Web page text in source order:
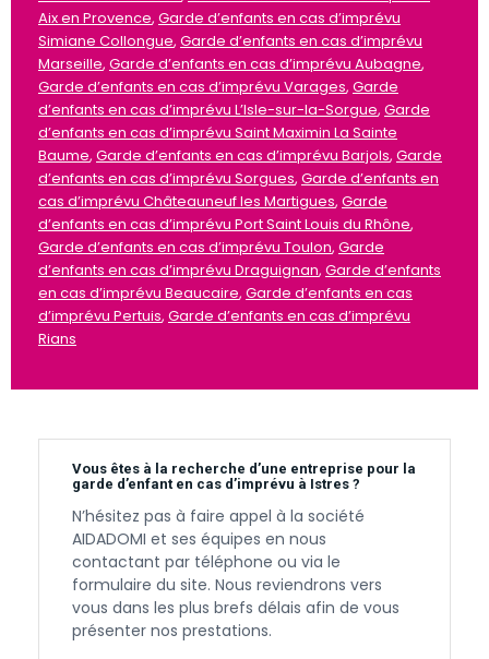
Aix en Provence, Garde d’enfants en cas d’imprévu
Simiane Collongue, Garde d’enfants en cas d’imprévu
Marseille, Garde d’enfants en cas d’imprévu Aubagne,
Garde d’enfants en cas d’imprévu Varages, Garde
d’enfants en cas d’imprévu L’Isle-sur-la-Sorgue, Garde
d’enfants en cas d’imprévu Saint Maximin La Sainte
Baume, Garde d’enfants en cas d’imprévu Barjols, Garde
d’enfants en cas d’imprévu Sorgues, Garde d’enfants en
cas d’imprévu Châteauneuf les Martigues, Garde
d’enfants en cas d’imprévu Port Saint Louis du Rhône,
Garde d’enfants en cas d’imprévu Toulon, Garde
d’enfants en cas d’imprévu Draguignan, Garde d’enfants
en cas d’imprévu Beaucaire, Garde d’enfants en cas
d’imprévu Pertuis, Garde d’enfants en cas d’imprévu
Rians
Vous êtes à la recherche d’une entreprise pour la
garde d’enfant en cas d’imprévu à Istres ?
N’hésitez pas à faire appel à la société
AIDADOMI et ses équipes en nous
contactant par téléphone ou via le
formulaire du site. Nous reviendrons vers
vous dans les plus brefs délais afin de vous
présenter nos prestations.